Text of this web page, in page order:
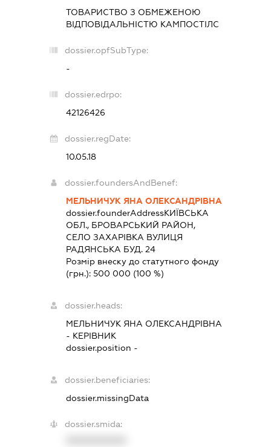
ТОВАРИСТВО З ОБМЕЖЕНОЮ
ВІДПОВІДАЛЬНІСТЮ КАМПОСТІЛС
dossier.opfSubType:
-
dossier.edrpo:
42126426
dossier.regDate:
10.05.18
dossier.foundersAndBenef:
МЕЛЬНИЧУК ЯНА ОЛЕКСАНДРІВНА
dossier.founderAddressКИЇВСЬКА
ОБЛ., БРОВАРСЬКИЙ РАЙОН,
СЕЛО ЗАХАРІВКА ВУЛИЦЯ
РАДЯНСЬКА БУД. 24
Розмір внеску до статутного фонду
(грн.): 500 000 (100 %)
dossier.heads:
МЕЛЬНИЧУК ЯНА ОЛЕКСАНДРІВНА
- КЕРІВНИК
dossier.position -
dossier.beneficiaries:
dossier.missingData
dossier.smida: